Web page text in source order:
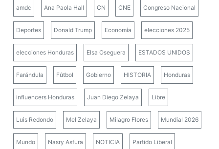
amdc Ana Paola Hall CN CNE Congreso Nacional
Deportes Donald Trump Economía elecciones 2025
elecciones Honduras Elsa Oseguera ESTADOS UNIDOS
Farándula Fútbol Gobierno HISTORIA Honduras
influencers Honduras Juan Diego Zelaya Libre
Luis Redondo Mel Zelaya Milagro Flores Mundial 2026
Mundo Nasry Asfura NOTICIA Partido Liberal